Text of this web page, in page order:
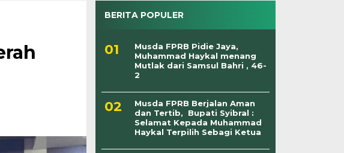
BERITA POPULER
Musda FPRB Pidie Jaya,
Muhammad Haykal menang
Mutlak dari Samsul Bahri , 46-
2
Musda FPRB Berjalan Aman
dan Tertib, Bupati Syibral :
Selamat Kepada Muhammad
Haykal Terpilih Sebagi Ketua